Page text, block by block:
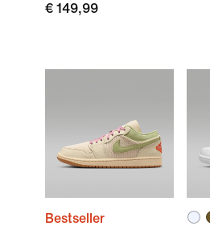
€ 149,99
Bestseller